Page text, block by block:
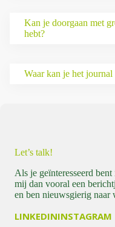
Kan je doorgaan met
hebt?
Waar kan je het journal
Let’s talk!
Als je geïnteresseerd
mij dan vooral een
en ben nieuwsgierig naar
LINKEDININSTAGRAM